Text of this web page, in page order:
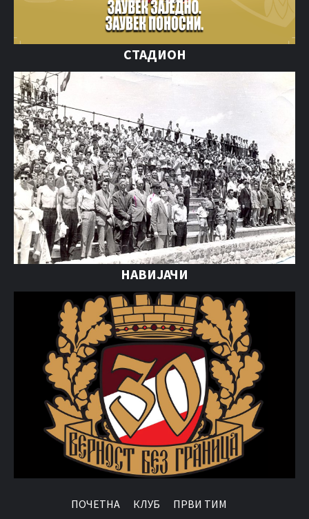
СТАДИОН
НАВИЈАЧИ
ПОЧЕТНА КЛУБ ПРВИ ТИМ